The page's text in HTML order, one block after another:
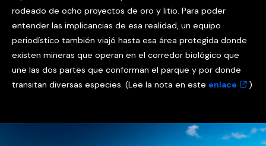
rodeado de ocho proyectos de oro y litio. Para poder
entender las implicancias de esa realidad, un equipo
periodístico también viajó hasta esa área protegida donde
existen mineras que operan en el corredor biológico que
une las dos partes que conforman el parque y por donde
transitan diversas especies. (Lee la nota en este enlace )